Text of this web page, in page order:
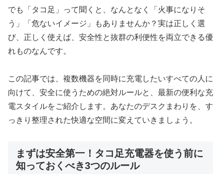
でも「タコ足」って聞くと、なんとなく「火事になりそ
う」「危ないイメージ」もありませんか？実は正しく選
び、正しく使えば、安全性と抜群の利便性を両立できる優
れものなんです。
この記事では、複数機器を同時に充電したいすべての人に
向けて、安全に使うための絶対ルールと、最新の便利な充
電スタイルをご紹介します。あなたのデスクまわりを、す
っきり整理された快適な空間に変えていきましょう。
まずは安全第一！タコ足充電器を使う前に
知っておくべき3つのルール